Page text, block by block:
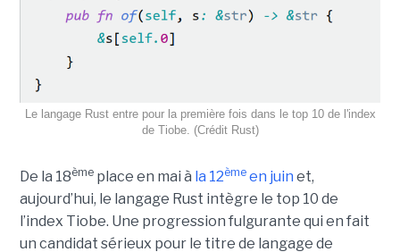
Le langage Rust entre pour la première fois dans le top 10 de l'index
de Tiobe. (Crédit Rust)
De la 18èmeplace en mai à la 12èmeen juin et,
aujourd’hui, le langage Rust intègre le top 10 de
l’index Tiobe. Une progression fulgurante qui en fait
un candidat sérieux pour le titre de langage de